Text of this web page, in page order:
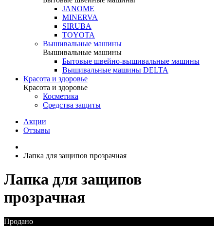
JANOME
MINERVA
SIRUBA
TOYOTA
Вышивальные машины
Вышивальные машины
Бытовые швейно-вышивальные машины
Вышивальные машины DELTA
Красота и здоровье
Красота и здоровье
Косметика
Средства защиты
Акции
Отзывы
Лапка для защипов прозрачная
Лапка для защипов
прозрачная
Продано